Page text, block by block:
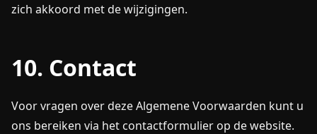
zich akkoord met de wijzigingen.
10. Contact
Voor vragen over deze Algemene Voorwaarden kunt u
ons bereiken via het contactformulier op de website.